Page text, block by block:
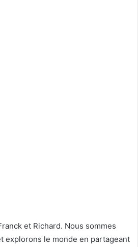
et Richard. Nous sommes
explorons le monde en partageant